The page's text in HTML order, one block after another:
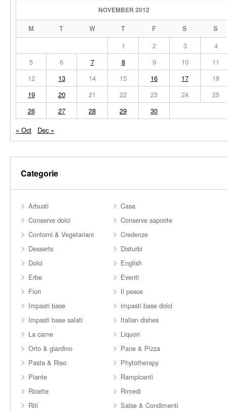
NOVEMBER 2012
M T W T F S S
1 2 3
4
5
6 7 8 9 10
11
12
13 14 15 16 17
18
19
20 21 22 23 24
25
26
27 28 29
30
« Oct
Dec »
Categorie
Arbusti
Casa
Conserve dolci
Conserve saporite
Contorni & Vegetariani
Credenze
Desserts
Disturbi
Dolci
English
Erbe
Eventi
Fiori
Il pesce
Impasti base
impasti base dolci
Impasti base salati
Italian dishes
La carne
Liquori
Orto & giardino
Pane & Pizza
Pasta & Riso
Phytotherapy
Piante
Rampicanti
Ricette
Rimedi
Riti
Salse & Condimenti